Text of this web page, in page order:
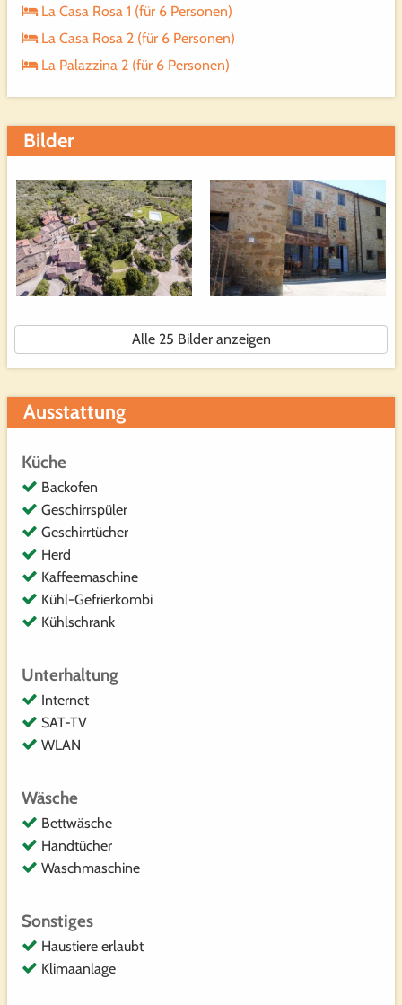
La Casa Rosa 1 (für 6 Personen)
La Casa Rosa 2 (für 6 Personen)
La Palazzina 2 (für 6 Personen)
Bilder
Alle 25 Bilder anzeigen
Ausstattung
Küche
Backofen
Geschirrspüler
Geschirrtücher
Herd
Kaffeemaschine
Kühl-Gefrierkombi
Kühlschrank
Unterhaltung
Internet
SAT-TV
WLAN
Wäsche
Bettwäsche
Handtücher
Waschmaschine
Sonstiges
Haustiere erlaubt
Klimaanlage